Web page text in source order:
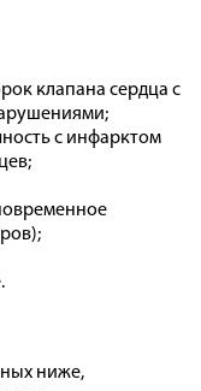
клапана сердца с
с инфарктом
ниже,